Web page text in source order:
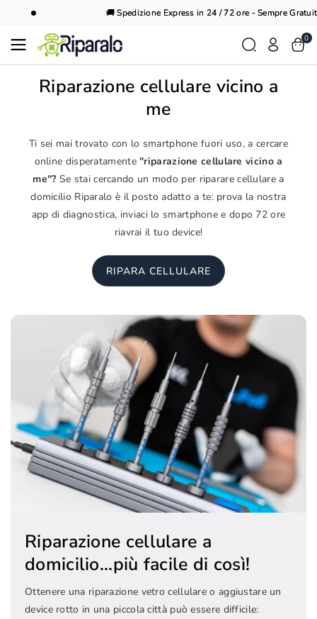
🚚 Spedizione Express in 24 / 72 ore - Sempre
0
Riparazione cellulare vicino a
me
Ti sei mai trovato con lo smartphone fuori uso, a cercare
online disperatamente"riparazione cellulare vicino a
me"?Se stai cercando un modo per riparare cellulare a
domicilio Riparalo è il posto adatto a te: prova la nostra
app di diagnostica, inviaci lo smartphone e dopo 72 ore
riavrai il tuo device!
RIPARA CELLULARE
Riparazione cellulare a
domicilio...più facile di così!
Ottenere una riparazione vetro cellulare o aggiustare un
device rotto in una piccola città può essere difficile: